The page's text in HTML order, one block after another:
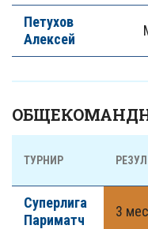
Петухов
Алексей
ТУРНИР
Суперлига
Париматч
3